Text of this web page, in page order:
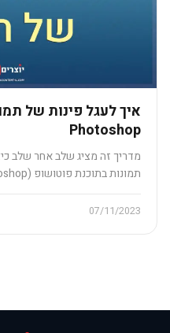
איך לעגל פינות של
Photoshop
מדריך זה מציג שלב אחר שלב
תמונות בתוכנת פוטושופ (Adobe Photoshop).
07/11/2023